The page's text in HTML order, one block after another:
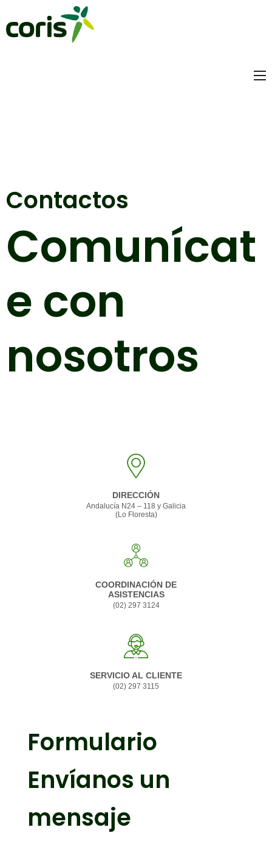
Contactos
Comunícat
e con
nosotros
DIRECCIÓN
Andalucía N24 – 118 y Galicia
(Lo Floresta)
COORDINACIÓN DE
ASISTENCIAS
(02) 297 3124
SERVICIO AL CLIENTE
(02) 297 3115
Formulario
Envíanos un
mensaje